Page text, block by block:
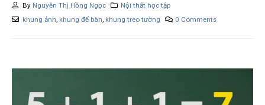
By Nguyễn Thị Hồng Ngọc
Nội thất học tập
khung ảnh, khung để bàn, khung treo tường 0 Comments